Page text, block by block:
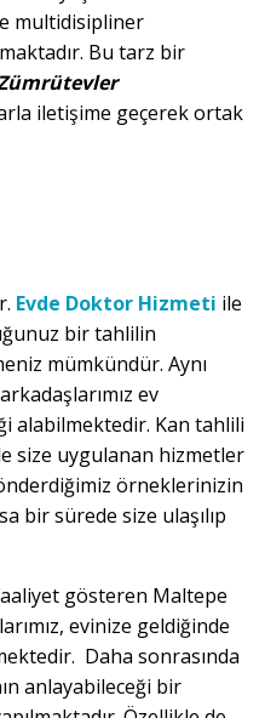
multidisipliner
Bu tarz bir
iletişime geçerek ortak
Evde Doktor Hizmeti ile
bir tahlilin
mümkündür. Aynı
arkadaşlarımız ev
alabilmektedir. Kan tahlili
size uygulanan hizmetler
örneklerinizin
bir sürede size ulaşılıp
gösteren Maltepe
evinize geldiğinde
Daha sonrasında
anlayabileceği bir